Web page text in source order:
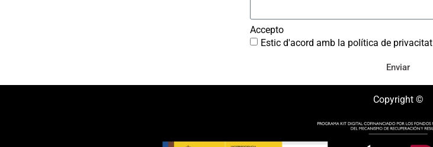
Accepto
Estic d'acord amb la política de privacitat
Enviar
Copyright ©